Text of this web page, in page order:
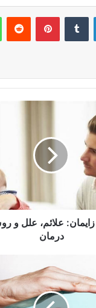
لینکدین ‫تامبلر ‫پین‌ترست
علائم، علل و
درمان